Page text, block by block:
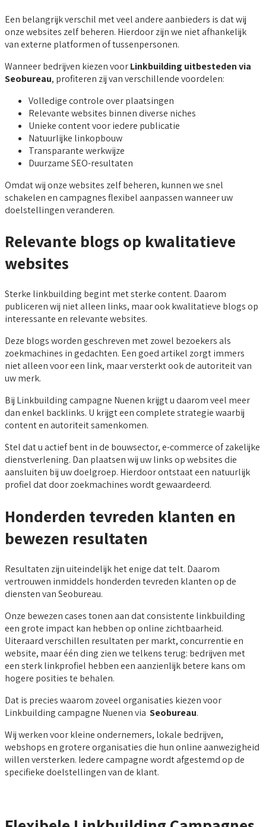
Een belangrijk verschil met veel andere aanbieders is dat wij
onze websites zelf beheren. Hierdoor zijn we niet afhankelijk
van externe platformen of tussenpersonen.
Wanneer bedrijven kiezen voorLinkbuilding uitbesteden via
Seobureau, profiteren zij van verschillende voordelen:
Volledige controle over plaatsingen
Relevante websites binnen diverse niches
Unieke content voor iedere publicatie
Natuurlijke linkopbouw
Transparante werkwijze
Duurzame SEO-resultaten
Omdat wij onze websites zelf beheren, kunnen we snel
schakelen en campagnes flexibel aanpassen wanneer uw
doelstellingen veranderen.
Relevante blogs op kwalitatieve
websites
Sterke linkbuilding begint met sterke content. Daarom
publiceren wij niet alleen links, maar ook kwalitatieve blogs op
interessante en relevante websites.
Deze blogs worden geschreven met zowel bezoekers als
zoekmachines in gedachten. Een goed artikel zorgt immers
niet alleen voor een link, maar versterkt ook de autoriteit van
uw merk.
Bij Linkbuilding campagne Nuenen krijgt u daarom veel meer
dan enkel backlinks. U krijgt een complete strategie waarbij
content en autoriteit samenkomen.
Stel dat u actief bent in de bouwsector, e-commerce of zakelijke
dienstverlening. Dan plaatsen wij uw links op websites die
aansluiten bij uw doelgroep. Hierdoor ontstaat een natuurlijk
profiel dat door zoekmachines wordt gewaardeerd.
Honderden tevreden klanten en
bewezen resultaten
Resultaten zijn uiteindelijk het enige dat telt. Daarom
vertrouwen inmiddels honderden tevreden klanten op de
diensten van Seobureau.
Onze bewezen cases tonen aan dat consistente linkbuilding
een grote impact kan hebben op online zichtbaarheid.
Uiteraard verschillen resultaten per markt, concurrentie en
website, maar één ding zien we telkens terug: bedrijven met
een sterk linkprofiel hebben een aanzienlijk betere kans om
hogere posities te behalen.
Dat is precies waarom zoveel organisaties kiezen voor
Linkbuilding campagne Nuenen via Seobureau.
Wij werken voor kleine ondernemers, lokale bedrijven,
webshops en grotere organisaties die hun online aanwezigheid
willen versterken. Iedere campagne wordt afgestemd op de
specifieke doelstellingen van de klant.